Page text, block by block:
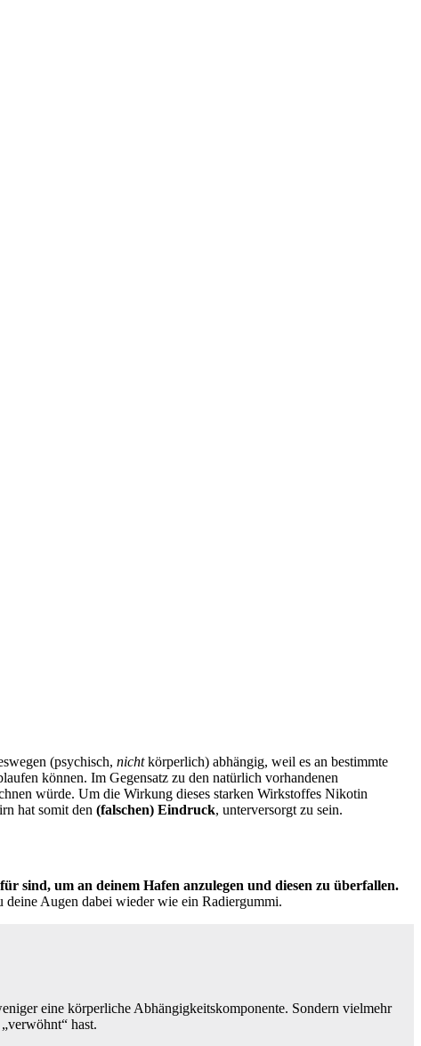
(psychisch, nichtkörperlich) abhängig, weil es an bestimmte
können. Im Gegensatz zu den natürlich vorhandenen
würde. Um die Wirkung dieses starken Wirkstoffes Nikotin
hat somit den (falschen) Eindruck, unterversorgt zu sein.
sind, um an deinem Hafen anzulegen und diesen zu überfallen.
Augen dabei wieder wie ein Radiergummi.
eine körperliche Abhängigkeitskomponente. Sondern vielmehr
hast.